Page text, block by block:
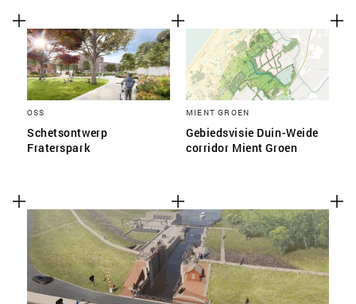
OSS
Schetsontwerp
Fraterspark
MIENT GROEN
Gebiedsvisie Duin-Weide
corridor Mient Groen